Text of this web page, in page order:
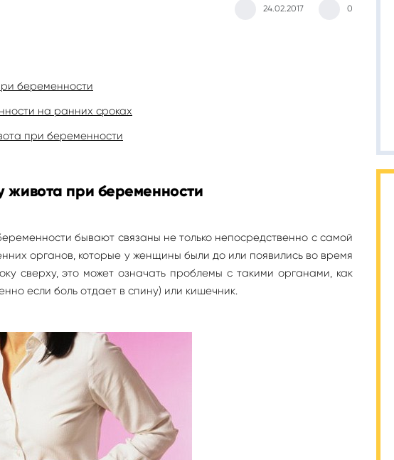
24.02.2017 0
беременности
на ранних сроках
при беременности
живота при беременности
бывают связаны не только непосредственно с самой
органов, которые у женщины были до или появились во время
сверху, это может означать проблемы с такими органами, как
если боль отдает в спину) или кишечник.